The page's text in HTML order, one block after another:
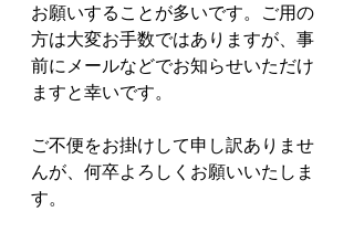
お願いすることが多いです。ご用の
方は大変お手数ではありますが、事
前にメールなどでお知らせいただけ
ますと幸いです。
ご不便をお掛けして申し訳ありませ
んが、何卒よろしくお願いいたしま
す。